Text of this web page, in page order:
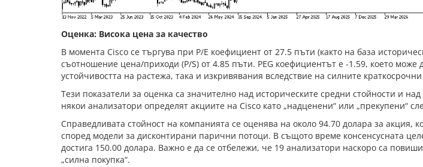
Оценка: Висока цена за качество
В момента Cisco се търгува при P/E коефициент от 27.5 пъти (както на база
съотношение цена/приходи (P/S) от 4.85 пъти. PEG коефициентът е -1.59, което може
устойчивостта на растежа, така и изкривявания вследствие на силните
Тези показатели за оценка са значително над историческите средни стойности и
някои анализатори определят акциите на Cisco като „надценени“ или „прекупени“
Справедливата стойност на компанията се оценява на около 94.70 долара за акция,
според модели за дисконтирани парични потоци. В същото време консенсусната
достига 150.00 долара. Важно е да се отбележи, че 19 анализатори наскоро са
„силна покупка“.